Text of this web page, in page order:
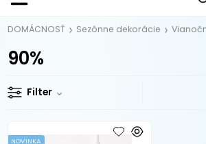
DOMÁCNOSŤ Sezónne dekorácie
90%
Filter
NOVINKA